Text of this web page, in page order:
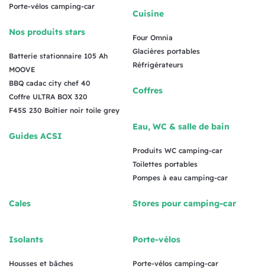
Porte-vélos camping-car
Nos produits stars
Batterie stationnaire 105 Ah
MOOVE
BBQ cadac city chef 40
Coffre ULTRA BOX 320
F45S 230 Boîtier noir toile grey
Guides ACSI
Cuisine
Four Omnia
Glacières portables
Réfrigérateurs
Coffres
Eau, WC & salle de bain
Produits WC camping-car
Toilettes portables
Pompes à eau camping-car
Cales
Isolants
Housses et bâches
Stores pour camping-car
Porte-vélos
Porte-vélos camping-car